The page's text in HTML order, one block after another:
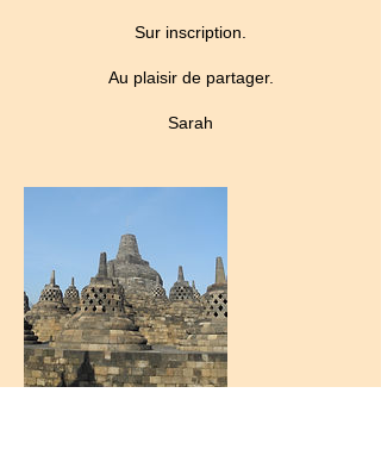
Sur inscription.
Au plaisir de partager.
Sarah